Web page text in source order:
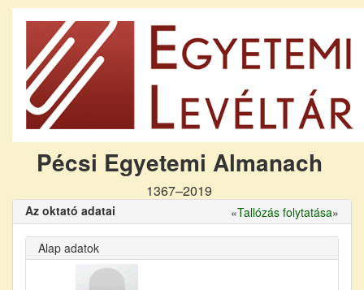
Pécsi Egyetemi Almanach
1367–2019
Az oktató adatai «Tallózás folytatása»
Alap adatok